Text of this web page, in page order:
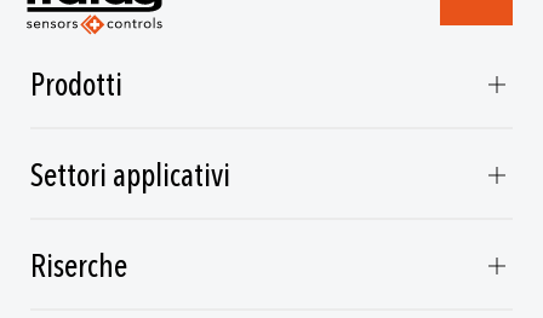
Prodotti
Settori applicativi
Riserche